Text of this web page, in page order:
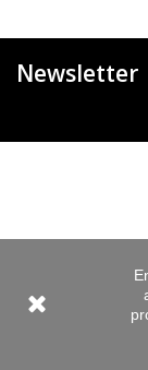
Newsletter